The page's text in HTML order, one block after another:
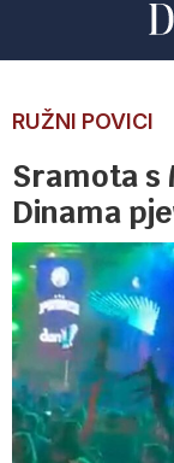
RUŽNI POVICI
Sramota s
Dinama